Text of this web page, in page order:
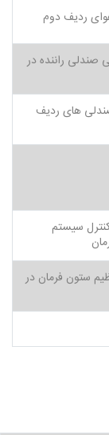
ردیف دوم
صندلی راننده در
های ردیف
سیستم
ستون فرمان در